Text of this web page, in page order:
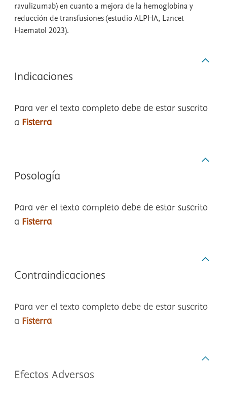
ravulizumab) en cuanto a mejora de la hemoglobina y
reducción de transfusiones (estudio ALPHA, Lancet
Haematol 2023).
Indicaciones
Para ver el texto completo debe de estar suscrito
a Fisterra
Posología
Para ver el texto completo debe de estar suscrito
a Fisterra
Contraindicaciones
Para ver el texto completo debe de estar suscrito
a Fisterra
Efectos Adversos